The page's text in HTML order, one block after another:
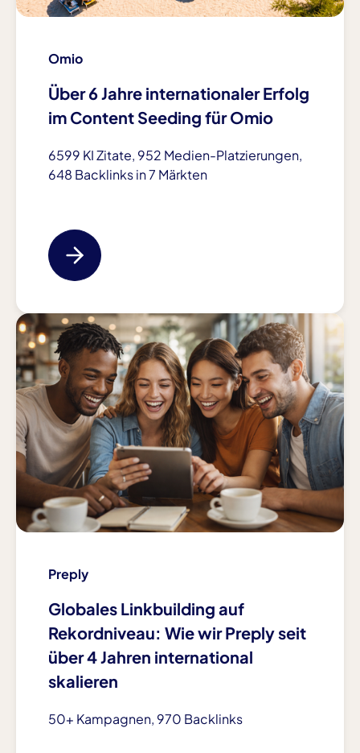
Omio
Über 6 Jahre internationaler Erfolg
im Content Seeding für Omio
6599 KI Zitate, 952 Medien-Platzierungen,
648 Backlinks in 7 Märkten
Preply
Globales Linkbuilding auf
Rekordniveau: Wie wir Preply seit
über 4 Jahren international
skalieren
50+ Kampagnen, 970 Backlinks
1 Tag – 13 Monate
LinkedIn Insight Tag
Name:
li_fat_id, li_sugr, UserMatchHistory, bcookie
LinkedIn Ireland Unlimited Company
Cookie Laufzeit:
bis zu 2 Jahre